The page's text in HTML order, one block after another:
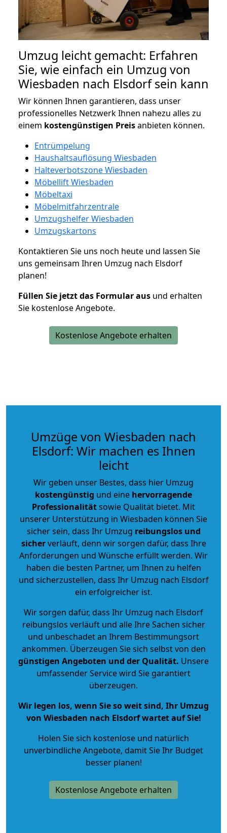
Umzug leicht gemacht: Erfahren
Sie, wie einfach ein Umzug von
Wiesbaden nach Elsdorf sein kann
Wir können Ihnen garantieren, dass unser
professionelles Netzwerk Ihnen nahezu alles zu
einem kostengünstigen Preisanbieten können.
Entrümpelung
Haushaltsauflösung Wiesbaden
Halteverbotszone Wiesbaden
Möbellift Wiesbaden
Möbeltaxi
Möbelmitfahrzentrale
Umzugshelfer Wiesbaden
Umzugskartons
Kontaktieren Sie uns noch heute und lassen Sie
uns gemeinsam Ihren Umzug nach Elsdorf
planen!
Füllen Sie jetzt das Formular aus und erhalten
Sie kostenlose Angebote.
Kostenlose Angebote erhalten
Umzüge von Wiesbaden nach
Elsdorf: Wir machen es Ihnen
leicht
Wir geben unser Bestes, dass hier Umzug
kostengünstig und eine hervorragende
Professionalitätsowie Qualität bietet. Mit
unserer Unterstützung in Wiesbaden können Sie
sicher sein, dass Ihr Umzug reibungslos und
sicherverläuft, denn wir sorgen dafür, dass Ihre
Anforderungen und Wünsche erfüllt werden. Wir
haben die besten Partner, um Ihnen zu helfen
und sicherzustellen, dass Ihr Umzug nach Elsdorf
ein erfolgreicher ist.
Wir sorgen dafür, dass Ihr Umzug nach Elsdorf
reibungslos verläuft und alle Ihre Sachen sicher
und unbeschadet an Ihrem Bestimmungsort
ankommen. Überzeugen Sie sich selbst von den
günstigen Angeboten und der Qualität. Unsere
umfassender Service wird Sie garantiert
überzeugen.
Wir legen los, wenn Sie so weit sind, Ihr Umzug
von Wiesbaden nach Elsdorf wartet auf Sie!
Holen Sie sich kostenlose und natürlich
unverbindliche Angebote, damit Sie Ihr Budget
besser planen!
Kostenlose Angebote erhalten